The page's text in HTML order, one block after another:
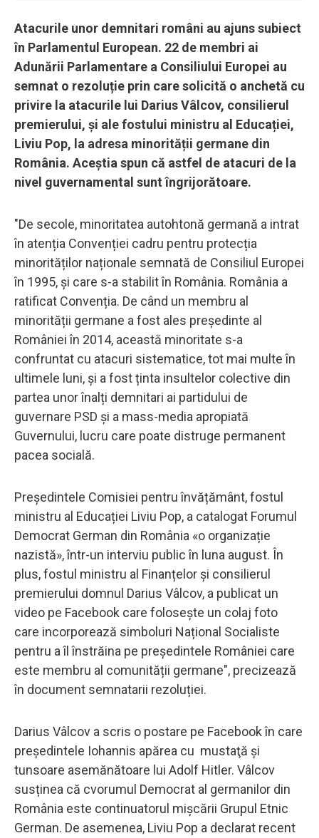
Atacurile unor demnitari români au ajuns subiect
în Parlamentul European. 22 de membri ai
Adunării Parlamentare a Consiliului Europei au
semnat o rezoluție prin care solicită o anchetă cu
privire la atacurile lui Darius Vâlcov, consilierul
premierului, și ale fostului ministru al Educației,
Liviu Pop, la adresa minorității germane din
România. Aceștia spun că astfel de atacuri de la
nivel guvernamental sunt îngrijorătoare.
"De secole, minoritatea autohtonă germană a intrat
în atenția Convenției cadru pentru protecția
minorităților naționale semnată de Consiliul Europei
în 1995, și care s-a stabilit în România. România a
ratificat Convenția. De când un membru al
minorității germane a fost ales președinte al
României în 2014, această minoritate s-a
confruntat cu atacuri sistematice, tot mai multe în
ultimele luni, și a fost ținta insultelor colective din
partea unor înalți demnitari ai partidului de
guvernare PSD și a mass-media apropiată
Guvernului, lucru care poate distruge permanent
pacea socială.
Președintele Comisiei pentru învățământ, fostul
ministru al Educației Liviu Pop, a catalogat Forumul
Democrat German din România «o organizație
nazistă», într-un interviu public în luna august. În
plus, fostul ministru al Finanțelor și consilierul
premierului domnul Darius Vâlcov, a publicat un
video pe Facebook care folosește un colaj foto
care incorporează simboluri Național Socialiste
pentru a îl înstrăina pe președintele României care
este membru al comunității germane", precizează
în document semnatarii rezoluției.
Darius Vâlcov a scris o postare pe Facebook în care
preşedintele Iohannis apărea cu mustaţă şi
tunsoare asemănătoare lui Adolf Hitler. Vâlcov
susținea că cvorumul Democrat al germanilor din
România este continuatorul mişcării Grupul Etnic
German. De asemenea, Liviu Pop a declarat recent